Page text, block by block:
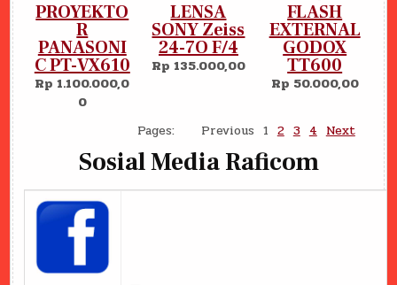
PROYEKTO
R
PANASONI
C PT-VX610
Rp 1.100.000,0
0
LENSA
SONY Zeiss
24-7O F/4
Rp 135.000,00
FLASH
EXTERNAL
GODOX
TT600
Rp 50.000,00
Pages: Previous 1 2 3 4 Next
Sosial MediaRaficom